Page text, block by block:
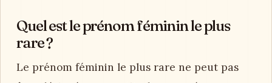
Quel est le prénom féminin le plus
rare ?
Le prénom féminin le plus rare ne peut pas